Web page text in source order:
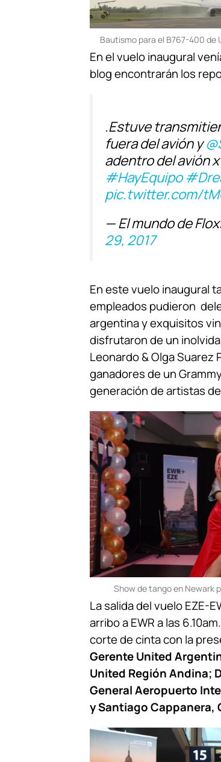
Bautismo para el B767-400 de
En el vuelo inaugural
blog encontrarán los
.Estuve
fuera del avión y
adentro del avión
#HayEquipo
pic.twitter.com/
— El mundo de
29, 2017
En este vuelo inaugural
empleados pudieron
argentina y exquisitos
disfrutaron de un
Leonardo & Olga Suarez
ganadores de un
generación de artistas
Show de tango en Newark
La salida del vuelo EZE-
arribo a EWR a las
corte de cinta con la
Gerente United
United Región Andina;
General Aeropuerto
y Santiago Cappanera,